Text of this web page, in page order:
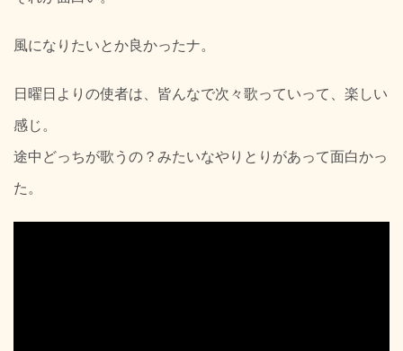
風になりたいとか良かったナ。
日曜日よりの使者は、皆んなで次々歌っていって、楽しい
感じ。
途中どっちが歌うの？みたいなやりとりがあって面白かっ
た。